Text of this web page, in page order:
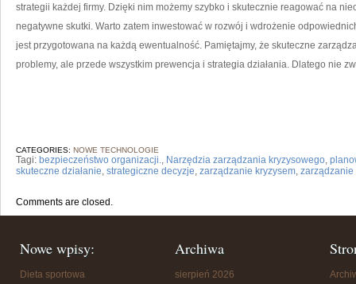
strategii każdej firmy. Dzięki nim możemy szybko i skutecznie⁤ reagować na
negatywne⁣ skutki. Warto zatem inwestować w⁣ rozwój i wdrożenie
jest przygotowana⁤ na każdą ewentualność. Pamiętajmy,‍ że skuteczne
problemy, ale przede wszystkim prewencja i strategia działania. Dlatego nie
CATEGORIES: NOWE TECHNOLOGIE
Tagi: bezpieczeństwo organizacji., Narzędzia zarządzania kryzysowego,
skuteczne działanie, strategiczne decyzje, zarządzanie kryzysem, zarządzanie
Comments are closed.
Nowe wpisy:
Dieta sportowa
Archiwa
sierpień 2026